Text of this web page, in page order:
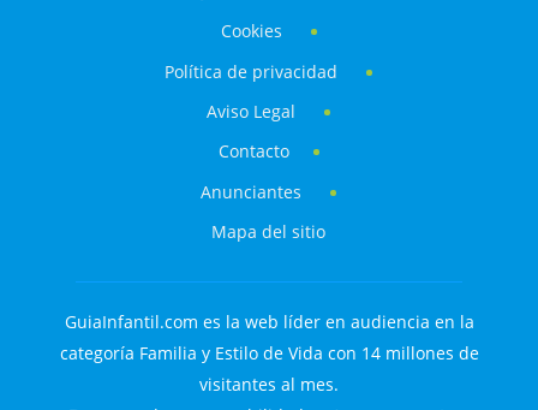
Cookies
Política de privacidad
Aviso Legal
Contacto
Anunciantes
Mapa del sitio
GuiaInfantil.com es la web líder en audiencia en la
categoría Familia y Estilo de Vida con 14 millones de
visitantes al mes.